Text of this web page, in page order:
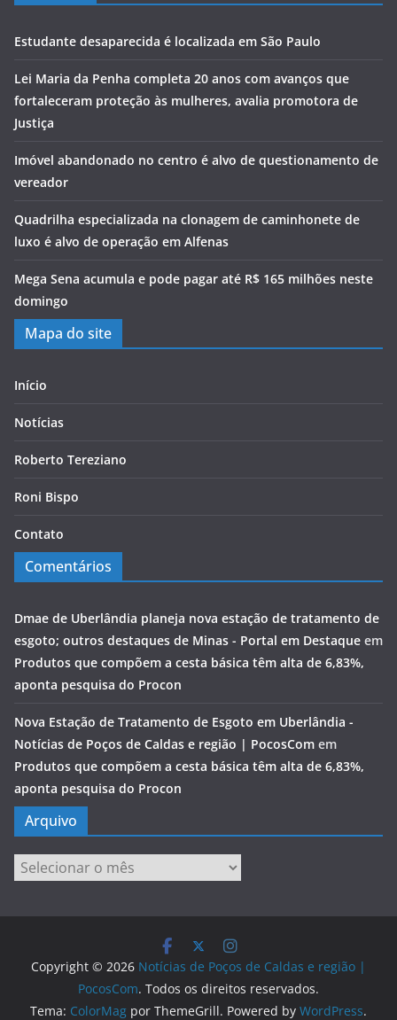
Estudante desaparecida é localizada em São Paulo
Lei Maria da Penha completa 20 anos com avanços que
fortaleceram proteção às mulheres, avalia promotora de
Justiça
Imóvel abandonado no centro é alvo de questionamento de
vereador
Quadrilha especializada na clonagem de caminhonete de
luxo é alvo de operação em Alfenas
Mega Sena acumula e pode pagar até R$ 165 milhões neste
domingo
Mapa do site
Início
Notícias
Roberto Tereziano
Roni Bispo
Contato
Comentários
Dmae de Uberlândia planeja nova estação de tratamento de
esgoto; outros destaques de Minas - Portal em Destaque em
Produtos que compõem a cesta básica têm alta de 6,83%,
aponta pesquisa do Procon
Nova Estação de Tratamento de Esgoto em Uberlândia -
Notícias de Poços de Caldas e região | PocosCom em
Produtos que compõem a cesta básica têm alta de 6,83%,
aponta pesquisa do Procon
Arquivo
Arquivo
Copyright © 2026 Notícias de Poços de Caldas e região |
PocosCom. Todos os direitos reservados.
Tema: ColorMag por ThemeGrill. Powered by WordPress.